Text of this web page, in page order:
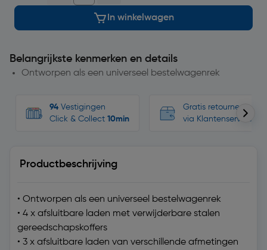
In winkelwagen
Belangrijkste kenmerken en details
Ontworpen als een universeel bestelwagenrek
94 Vestigingen
Click & Collect 10min
Gratis retourneren,
via Klantenservice
Productbeschrijving
• Ontworpen als een universeel bestelwagenrek
• 4 x afsluitbare laden met verwijderbare stalen
gereedschapskoffers
• 3 x afsluitbare laden van verschillende afmetingen